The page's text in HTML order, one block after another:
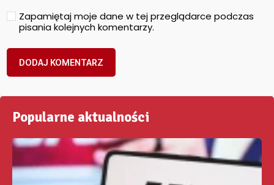
Zapamiętaj moje dane w tej przeglądarce podczas
pisania kolejnych komentarzy.
Popularne aktualności